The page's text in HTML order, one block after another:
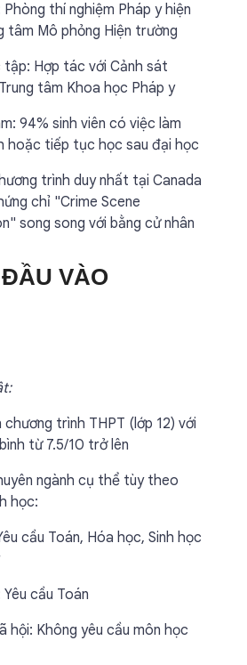
thí nghiệm Pháp y hiện
tâm Mô phỏng Hiện trường
Hợp tác với Cảnh sát
tâm Khoa học Pháp y
94% sinh viên có việc làm
hoặc tiếp tục học sau đại học
trình duy nhất tại Canada
chỉ "Crime Scene
song song với bằng cử nhân
VÀO
trình THPT (lớp 12) với
từ 7.5/10 trở lên
ngành cụ thể tùy theo
học:
cầu Toán, Hóa học, Sinh học
cầu Toán
hội: Không yêu cầu môn học